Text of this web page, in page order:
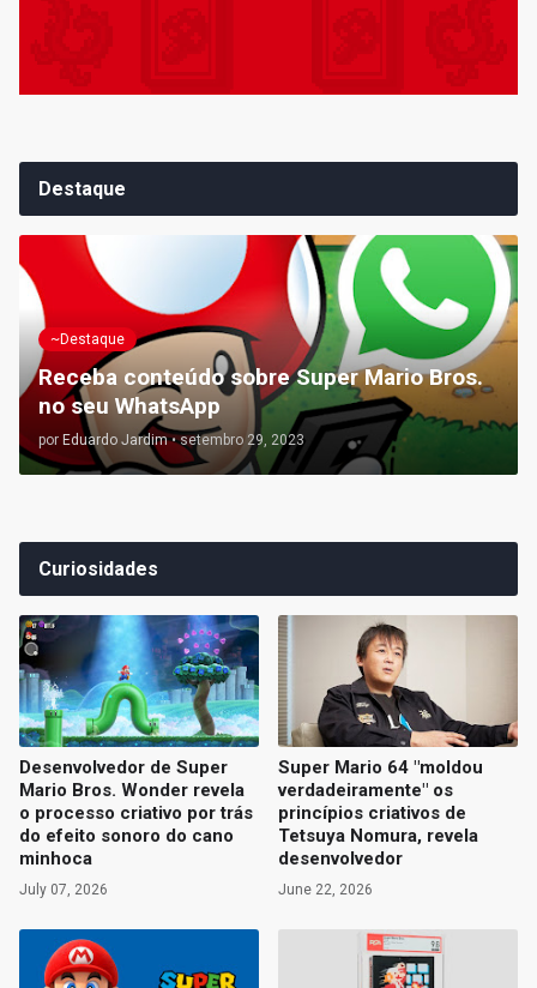
Destaque
~Destaque
Receba conteúdo sobre Super Mario Bros.
no seu WhatsApp
por Eduardo Jardim • setembro 29, 2023
Curiosidades
Desenvolvedor de Super
Mario Bros. Wonder revela
o processo criativo por trás
do efeito sonoro do cano
minhoca
July 07, 2026
Super Mario 64 "moldou
verdadeiramente" os
princípios criativos de
Tetsuya Nomura, revela
desenvolvedor
June 22, 2026